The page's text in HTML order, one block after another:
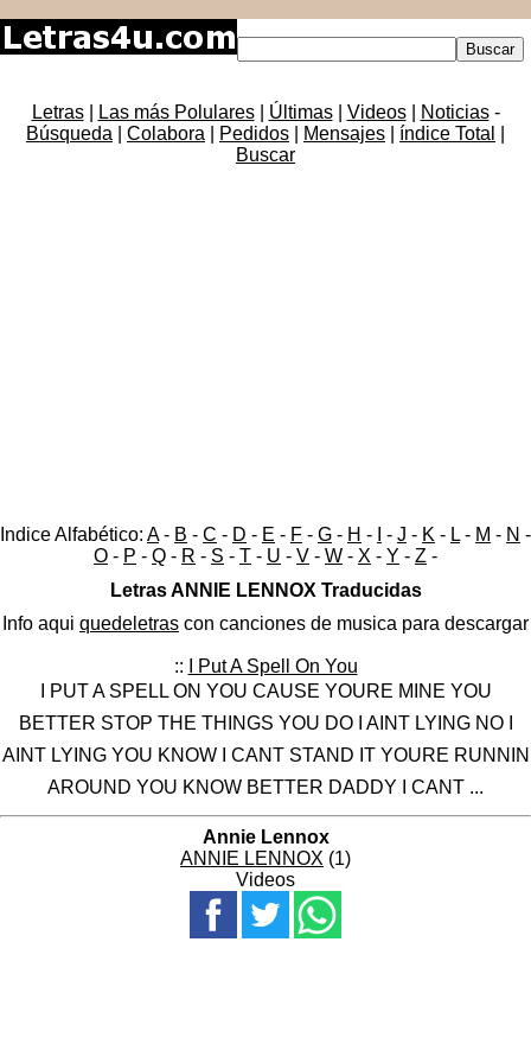
Letras| Las más Polulares| Últimas| Videos| Noticias-
Búsqueda
Colabora Pedidos Mensajes índice Total
Buscar
Indice Alfabético: A- B - C - D - E - F - G - H - - J - K - L - M - N -
O - P - Q - R - S - T - U - V - W - X - Y - Z -
Letras ANNIE LENNOX Traducidas
Info aqui quedeletras con canciones de musica para descargar
::
I Put A Spell On You
I PUT A SPELL ON YOU CAUSE YOURE MINE YOU
BETTER STOP THE THINGS YOU DO I AINT LYING NO I
AINT LYING YOU KNOW I CANT STAND IT YOURE RUNNIN
AROUND YOU KNOW BETTER DADDY I CANT ...
Annie Lennox
ANNIE LENNOX (1)
Videos